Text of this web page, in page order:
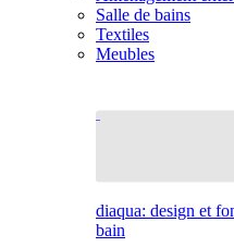
Salle de bains
Textiles
Meubles
diaqua: design et
bain